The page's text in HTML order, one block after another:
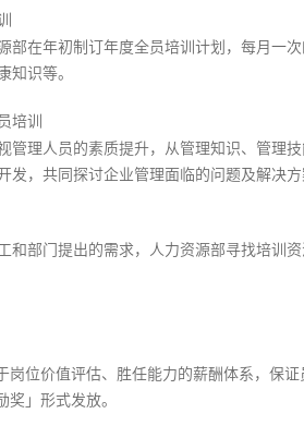
部在年初制订年度全员培训计划，每月一
知识等。
培训
管理人员的素质提升，从管理知识、管理
发，共同探讨企业管理面临的问题及解决方
和部门提出的需求，人力资源部寻找培训
岗位价值评估、胜任能力的薪酬体系，保
奖」形式发放。